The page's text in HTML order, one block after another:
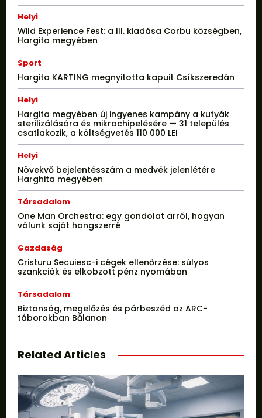
Helyi
Wild Experience Fest: a III. kiadása Corbu községben,
Hargita megyében
Sport
Hargita KARTING megnyitotta kapuit Csíkszeredán
Helyi
Hargita megyében új ingyenes kampány a kutyák
sterilizálására és mikrochipelésére — 31 település
csatlakozik, a költségvetés 110 000 LEI
Helyi
Növekvő bejelentésszám a medvék jelenlétére
Harghita megyében
Társadalom
One Man Orchestra: egy gondolat arról, hogyan
válunk saját hangszerré
Gazdaság
Cristuru Secuiesc-i cégek ellenőrzése: súlyos
szankciók és elkobzott pénz nyomában
Társadalom
Biztonság, megelőzés és párbeszéd az ARC-
táborokban Bălanon
Related Articles